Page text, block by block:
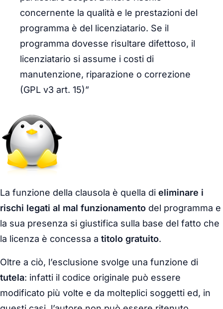
concernente la qualità e le prestazioni del
programma è del licenziatario. Se il
programma dovesse risultare difettoso, il
licenziatario si assume i costi di
manutenzione, riparazione o correzione
(GPL v3 art. 15)”
La funzione della clausola è quella di eliminare i
rischi legati al mal funzionamento del programma e
la sua presenza si giustifica sulla base del fatto che
la licenza è concessa a titolo gratuito.
Oltre a ciò, l’esclusione svolge una funzione di
tutela: infatti il codice originale può essere
modificato più volte e da molteplici soggetti ed, in